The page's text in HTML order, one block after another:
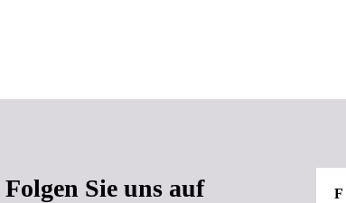
Folgen Sie uns auf